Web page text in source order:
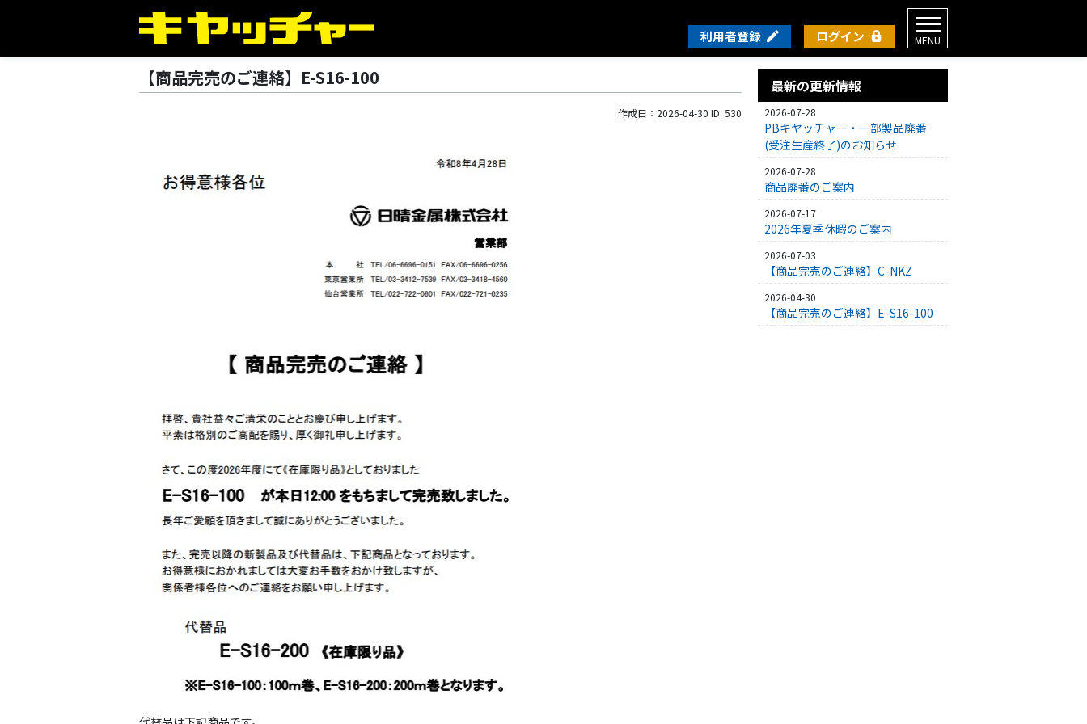
利用者登録 ログイン MENU
最新の更新情報
2026-07-28
PBキヤッチャー・一部製品廃番
(受注生産終了)のお知らせ
2026-07-28
商品廃番のご案内
2026-07-17
2026年夏季休暇のご案内
2026-07-03
【商品完売のご連絡】C-NKZ
2026-04-30
【商品完売のご連絡】E-S16-100
【商品完売のご連絡】E-S16-100
作成日：2026-04-30 ID: 530